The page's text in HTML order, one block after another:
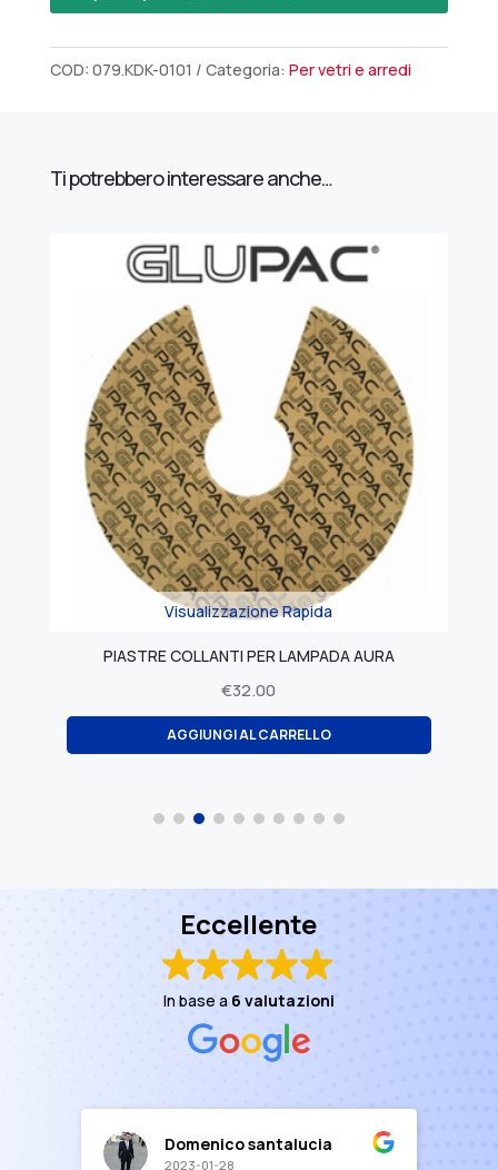
750ml
quantità
COD: 079.KDK-0101 Categoria: Per vetri e arredi
Ti potrebbero interessare anche…
Visualizzazione Rapida
PIASTRE COLLANTI PER LAMPADA AURA
€32.00
AGGIUNGI AL CARRELLO
Eccellente
In base a 6 valutazioni
Domenico santalucia
2023-01-28